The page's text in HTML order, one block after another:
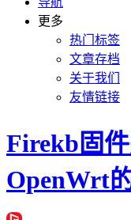
更多
热门标签
文章存档
关于我们
友情链接
Firekb固
OpenWrt